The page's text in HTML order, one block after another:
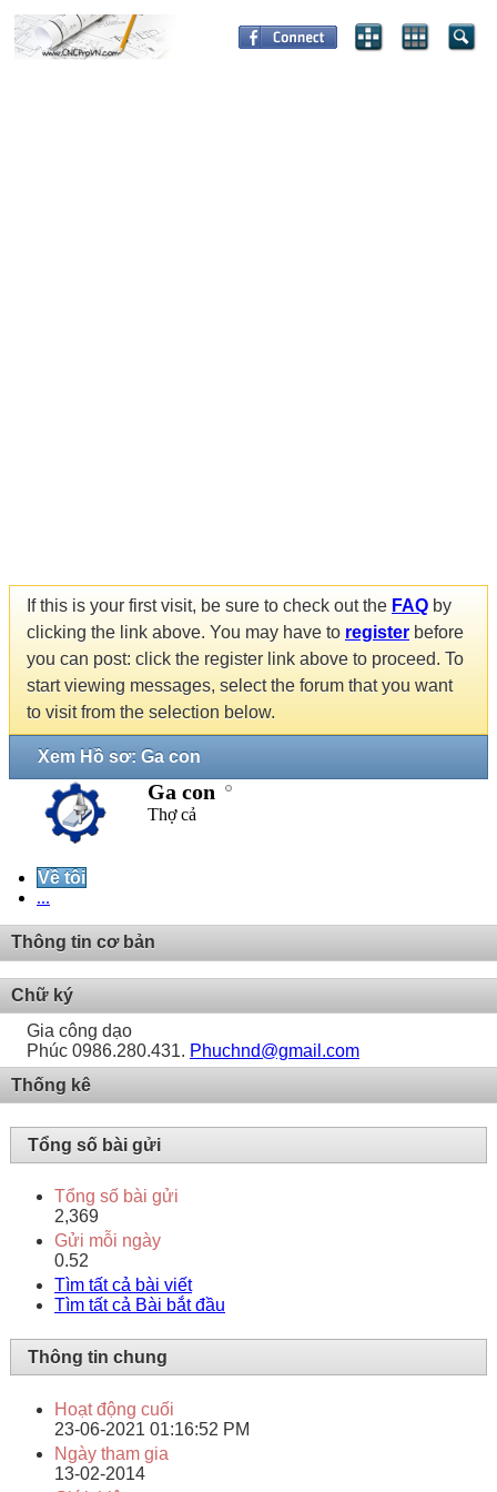
If this is your first visit, be sure to check out the FAQ by
clicking the link above. You may have to register before
you can post: click the register link above to proceed. To
start viewing messages, select the forum that you want
to visit from the selection below.
Xem Hồ sơ: Ga con
Ga con
Thợ cả
Về tôi
...
Thông tin cơ bản
Chữ ký
Gia công dạo
Phúc 0986.280.431. Phuchnd@gmail.com
Thống kê
Tổng số bài gửi
Tổng số bài gửi
2,369
Gửi mỗi ngày
0.52
Tìm tất cả bài viết
Tìm tất cả Bài bắt đầu
Thông tin chung
Hoạt động cuối
23-06-2021 01:16:52 PM
Ngày tham gia
13-02-2014